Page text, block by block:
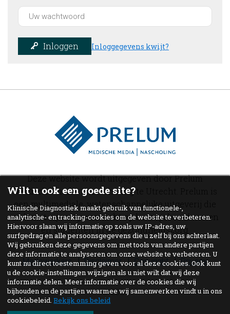
Inloggen Inloggegevens kwijt?
Deze website wordt uitgegeven door Prelum
Medische media & nascholing te Utrecht. Prelum is
een multimediale, wetenschappelijke uitgeverij die
zich met zijn uitgaven richt op beroepsbeoefenaren
en studenten in de gezondheidszorg.
Medewerkers Disclaimer Copyright Privacy
© 2026
Wilt u ook een goede site?
Klinische Diagnostiek maakt gebruik van functionele-,
analytische- en tracking-cookies om de website te verbeteren.
Hiervoor slaan wij informatie op zoals uw IP-adres, uw
surfgedrag en alle persoonsgegevens die u zelf bij ons achterlaat.
Wij gebruiken deze gegevens om met tools van andere partijen
deze informatie te analyseren om onze website te verbeteren. U
kunt nu direct toestemming geven voor al deze cookies. Ook kunt
u de cookie-instellingen wijzigen als u niet wilt dat wij deze
informatie delen. Meer informatie over de cookies die wij
bijhouden en de partijen waarmee wij samenwerken vindt u in ons
cookiebeleid.Bekijk ons beleid